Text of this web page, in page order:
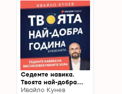
Седемте навика.
Твоята най-добра
година
Ивайло Кунев